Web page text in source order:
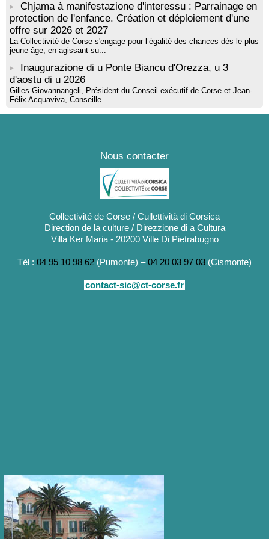
Chjama à manifestazione d'interessu : Parrainage en
protection de l'enfance. Création et déploiement d'une
offre sur 2026 et 2027
La Collectivité de Corse s'engage pour l’égalité des chances dès le plus
jeune âge, en agissant su...
Inaugurazione di u Ponte Biancu d'Orezza, u 3
d'aostu di u 2026
Gilles Giovannangeli, Président du Conseil exécutif de Corse et Jean-
Félix Acquaviva, Conseille...
Nous contacter
Collectivité de Corse / Cullettività di Corsica
Direction de la culture / Direzzione di a Cultura
Villa Ker Maria - 20200 Ville Di Pietrabugno
Tél : 04 95 10 98 62 (Pumonte) –04 20 03 97 03 (Cismonte)
contact-sic@ct-corse.fr